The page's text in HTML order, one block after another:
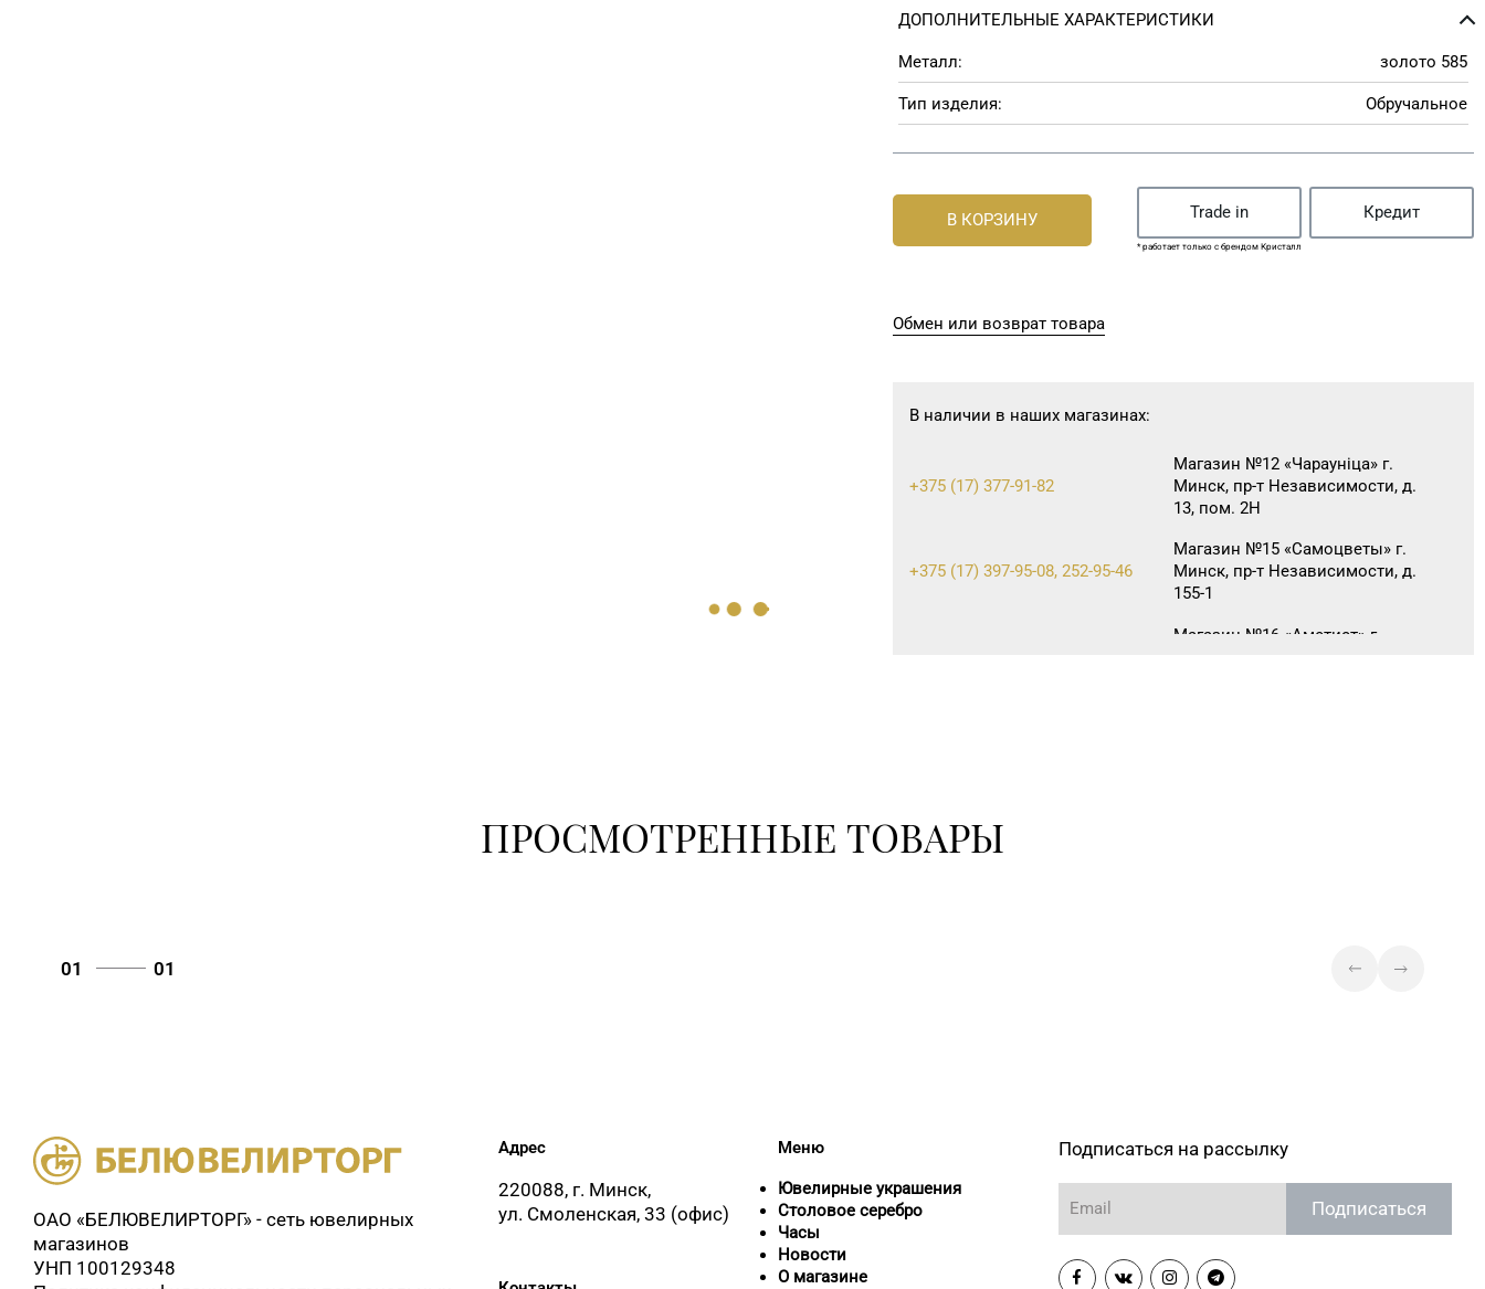
ДОПОЛНИТЕЛЬНЫЕ ХАРАКТЕРИСТИКИ
Металл: золото 585
Тип изделия: Обручальное
В КОРЗИНУ Trade in Кредит
* работает только с брендом Кристалл
Обмен или возврат товара
В наличии в наших магазинах:
+375 (17) 377-91-82
Магазин №12 «Чараунiца» г.
Минск, пр-т Независимости, д.
13, пом. 2Н
+375 (17) 397-95-08, 252-95-46
Магазин №15 «Самоцветы» г.
Минск, пр-т Независимости, д.
155-1
Магазин №16 «Аметист» г.
62-94
Гостинец, д. 94-91
8 (0177) 96-52-31, 96-49-17
Борисов, пр-т Революции, д. 19,
пом. 1
Магазин №37 «Малахит» г.
ПРОСМОТРЕННЫЕ ТОВАРЫ
01 01
ОАО «БЕЛЮВЕЛИРТОРГ» - сеть ювелирных
магазинов
УНП 100129348
Адрес
220088, г. Минск,
ул. Смоленская, 33 (офис)
Меню
Ювелирные украшения
Столовое серебро
Часы
Новости
О магазине
Подписаться на рассылку
Подписаться